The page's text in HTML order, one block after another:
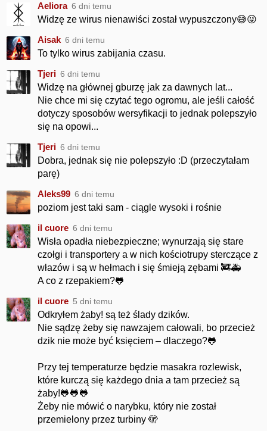
Aeliora 6 dni temu
Widzę ze wirus nienawiści został wypuszczony😅😜
Aisak 6 dni temu
To tylko wirus zabijania czasu.
Tjeri 6 dni temu
Widzę na głównej gburzę jak za dawnych lat...
Nie chce mi się czytać tego ogromu, ale jeśli całość
dotyczy sposobów wersyfikacji to jednak polepszyło
się na opowi...
Tjeri 6 dni temu
Dobra, jednak się nie polepszyło :D (przeczytałam
parę)
Aleks99 6 dni temu
poziom jest taki sam - ciągle wysoki i rośnie
il cuore 6 dni temu
Wisła opadła niebezpieczne; wynurzają się stare
czołgi i transportery a w nich kościotrupy sterczące z
włazów i są w hełmach i się śmieją zębami 🚒🚑
A co z rzepakiem?🐸
il cuore 5 dni temu
Odkryłem żaby! są też ślady dzików.
Nie sądzę żeby się nawzajem całowali, bo przecież
dzik nie może być księciem – dlaczego?🐸
Przy tej temperaturze będzie masakra rozlewisk,
które kurczą się każdego dnia a tam przecież są
żaby!🐸🐸🐸
Żeby nie mówić o narybku, który nie został
przemielony przez turbiny 🫣